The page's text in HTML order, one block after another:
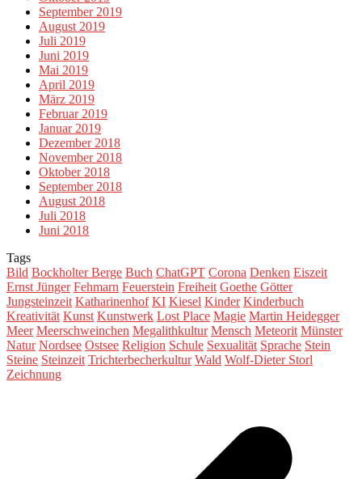
September 2019
August 2019
Juli 2019
Juni 2019
Mai 2019
April 2019
März 2019
Februar 2019
Januar 2019
Dezember 2018
November 2018
Oktober 2018
September 2018
August 2018
Juli 2018
Juni 2018
Tags
Bild Bockholter Berge Buch ChatGPT Corona Denken Eiszeit
Ernst Jünger Fehmarn Feuerstein Freiheit Goethe Götter
Jungsteinzeit Katharinenhof KI Kiesel Kinder Kinderbuch
Kreativität Kunst Kunstwerk Lost Place Magie Martin Heidegger
Meer Meerschweinchen Megalithkultur Mensch Meteorit Münster
Natur Nordsee Ostsee Religion Schule Sexualität Sprache Stein
Steine Steinzeit Trichterbecherkultur Wald Wolf-Dieter Storl
Zeichnung